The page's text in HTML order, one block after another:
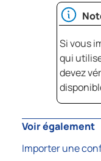
Si vous
qui
devez
Voir également
Importer une